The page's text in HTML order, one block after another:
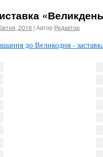
2016 | Автор Редактор